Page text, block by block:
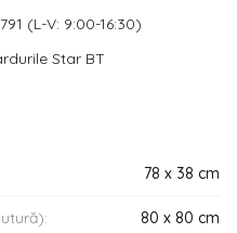
(L-V: 9:00-16:30)
Star BT
78 x 38 cm
80 x 80 cm